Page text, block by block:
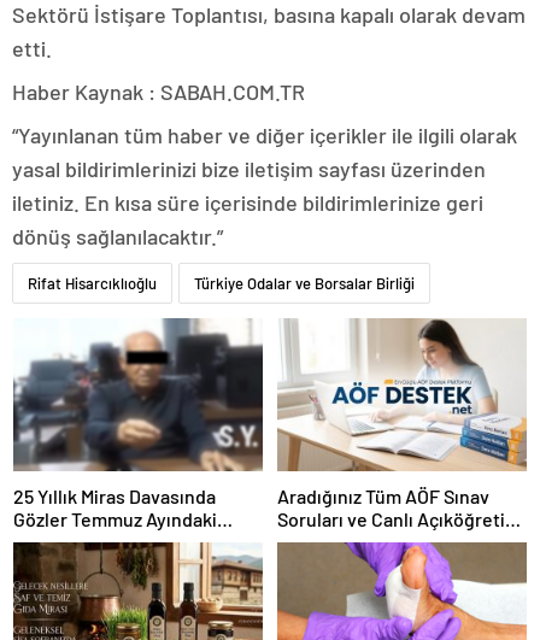
Sektörü İstişare Toplantısı, basına kapalı olarak devam
etti.
Haber Kaynak : SABAH.COM.TR
“Yayınlanan tüm haber ve diğer içerikler ile ilgili olarak
yasal bildirimlerinizi bize iletişim sayfası üzerinden
iletiniz. En kısa süre içerisinde bildirimlerinize geri
dönüş sağlanılacaktır.”
Rifat Hisarcıklıoğlu Türkiye Odalar ve Borsalar Birliği
25 Yıllık Miras Davasında
Gözler Temmuz Ayındaki
Karar Duruşmasına Çevrildi
Aradığınız Tüm AÖF Sınav
Soruları ve Canlı Açıköğretim
Forumu Burada